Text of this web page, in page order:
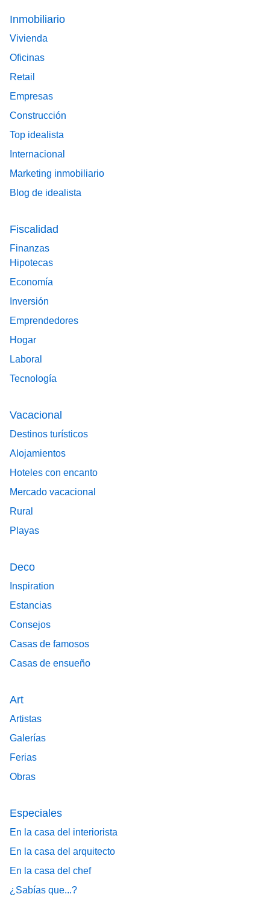
Footer main menu
Inmobiliario
Vivienda
Oficinas
Retail
Empresas
Construcción
Top idealista
Internacional
Marketing inmobiliario
Blog de idealista
Fiscalidad
Finanzas
Hipotecas
Economía
Inversión
Emprendedores
Hogar
Laboral
Tecnología
Vacacional
Destinos turísticos
Alojamientos
Hoteles con encanto
Mercado vacacional
Rural
Playas
Deco
Inspiration
Estancias
Consejos
Casas de famosos
Casas de ensueño
Art
Artistas
Galerías
Ferias
Obras
Especiales
En la casa del interiorista
En la casa del arquitecto
En la casa del chef
¿Sabías que...?